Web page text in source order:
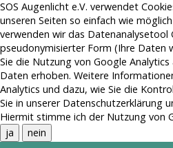
SOS Augenlicht e.V. verwendet
unseren Seiten so einfach wie
verwenden wir das Datenanalysetool
pseudonymisierter Form (Ihre Daten
Sie die Nutzung von Google
Daten erhoben. Weitere
Analytics und dazu, wie Sie die
Sie in unserer Datenschutzerklärung
Hiermit stimme ich der Nutzung von
ja
nein